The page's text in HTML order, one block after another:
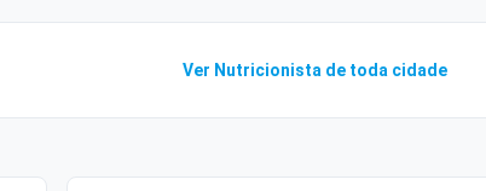
Ver Nutricionista de toda cidade